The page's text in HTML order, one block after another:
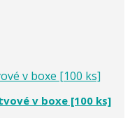
v boxe [100 ks]